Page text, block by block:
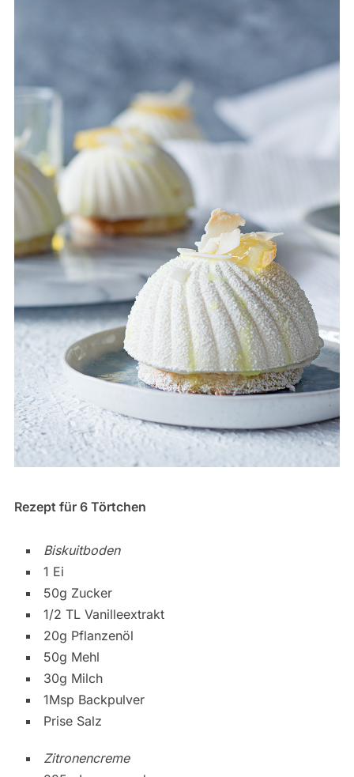
Rezept für 6 Törtchen
Biskuitboden
1 Ei
50g Zucker
1/2 TL Vanilleextrakt
20g Pflanzenöl
50g Mehl
30g Milch
1Msp Backpulver
Prise Salz
Zitronencreme